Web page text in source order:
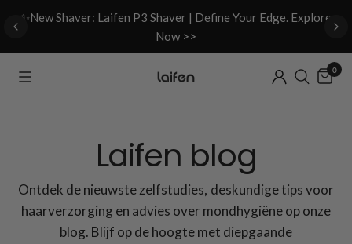
✨New Shaver: Laifen P3 Shaver | Define Your Edge. Explore
Now >>
0
Laifen blog
Ontdek de nieuwste zelfstudies, deskundige tips voor
haarverzorging en advies over mondhygiëne op onze
blog. Blijf op de hoogte met diepgaande